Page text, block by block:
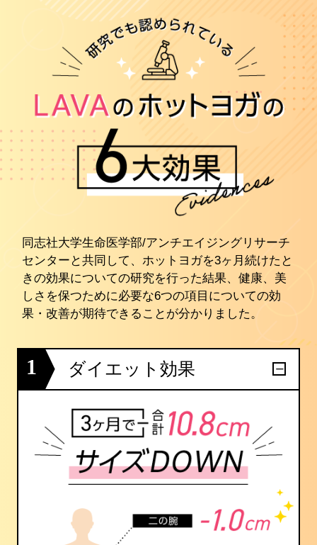
同志社大学生命医学部/アンチエイジングリサーチ
センターと共同して、ホットヨガを3ヶ月続けたと
きの効果についての研究を行った結果、健康、美
しさを保つために必要な6つの項目についての効
果・改善が期待できることが分かりました。
1 ダイエット効果